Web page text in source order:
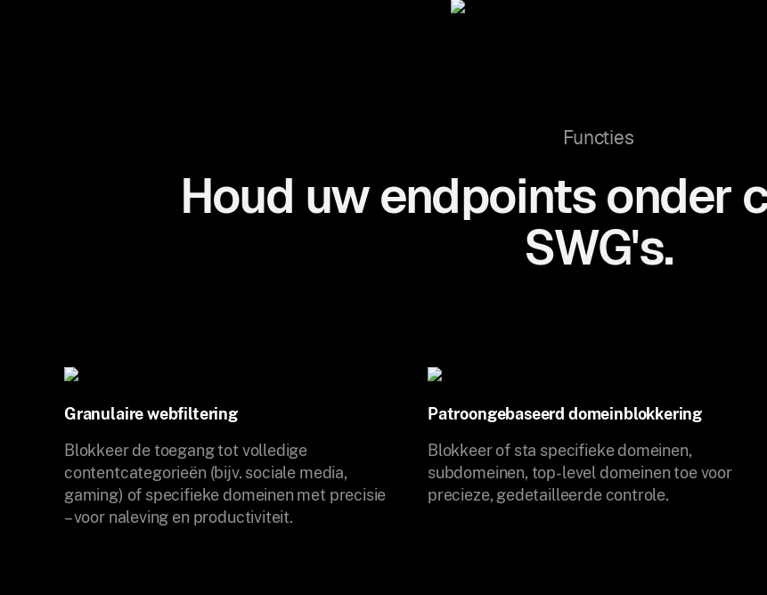
Functies
Houd uw endpoints onder
SWG's.
Granulaire webfiltering
Blokkeer de toegang tot volledige
contentcategorieën (bijv. sociale media,
gaming) of specifieke domeinen met precisie
– voor naleving en productiviteit.
Patroongebaseerd domeinblokkering
Blokkeer of sta specifieke domeinen,
subdomeinen, top-level domeinen toe voor
precieze, gedetailleerde controle.